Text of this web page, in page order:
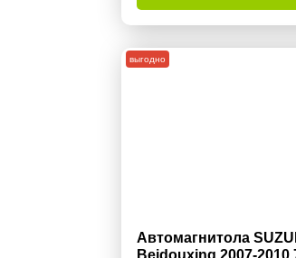
Автомагнитола
Beidouxing 2007-2010
выгодно